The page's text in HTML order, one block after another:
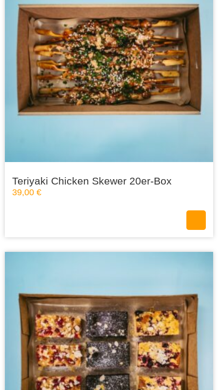
Teriyaki Chicken Skewer 20er-Box
39,00 €